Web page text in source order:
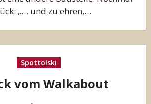
„… und zu ehren,…
Spottolski
vom Walkabout